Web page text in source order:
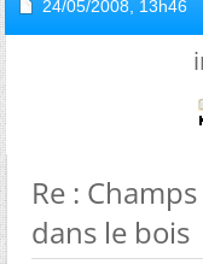
24/05/2008, 13h46
Re :
dans le bois